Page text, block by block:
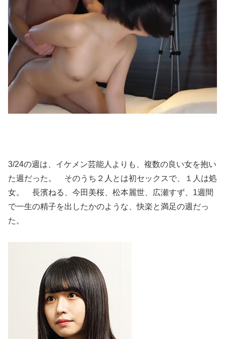
3/24の週は、イケメン芸能人よりも、複数の良い女を抱い
た週だった。 そのうち２人とは初セックスで、１人は処
女。 長濱ねる、今田美桜、松本麗世、広瀬すず、1週間
で一生の精子を出したかのような、快楽と満足の週だっ
た。